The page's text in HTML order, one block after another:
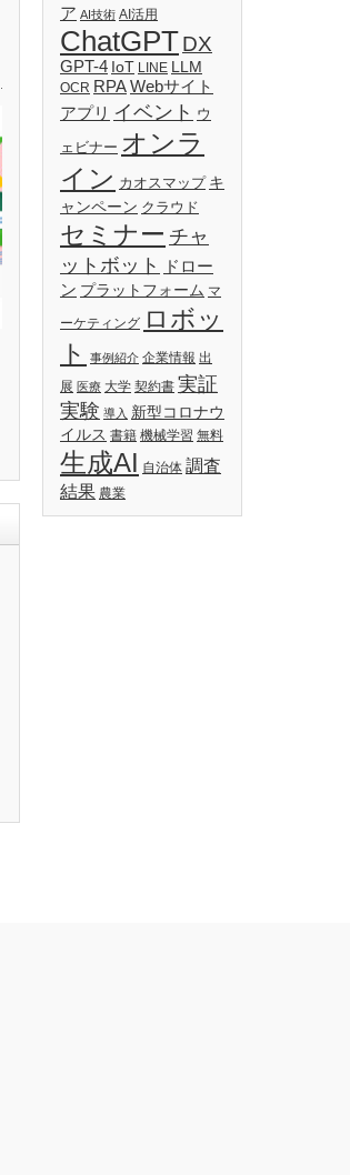
ア AI技術 AI活用
ChatGPTDX
GPT-4 IoT LINE LLM
OCR RPAWebサイト
アプリ イベント ウ
ェビナー オンラ
イン カオスマップ キ
ャンペーン クラウド
セミナー チャ
ットボット
ドロー
ン プラットフォーム マ
ーケティング ロボッ
ト
事例紹介 企業情報 出
展 医療 大学 契約書 実証
実験 導入 新型コロナウ
イルス 書籍 機械学習 無料
生成AI 自治体 調査
結果 農業